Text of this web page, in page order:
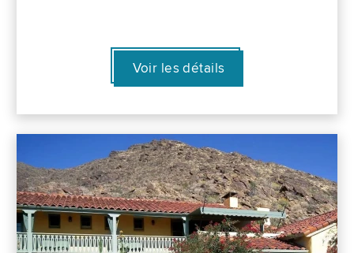
Voir les détails